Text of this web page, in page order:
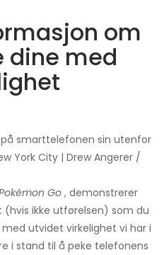
om
dine med
på smarttelefonen sin utenfor
York City | Drew Angerer /
Go , demonstrerer
ikke utførelsen) som du
utvidet virkelighet vi har i
i stand til å peke telefonens